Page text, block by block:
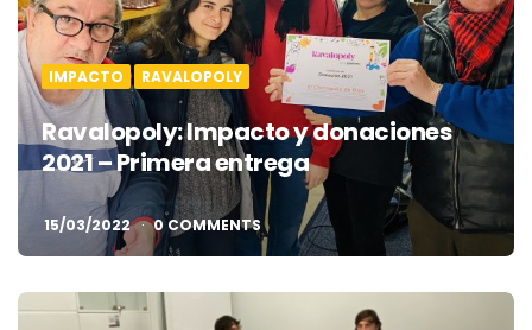
IMPACTO RAVALOPOLY
Ravalopoly: Impacto y donaciones
2021 – Primera entrega
15/03/2022 0 COMMENTS